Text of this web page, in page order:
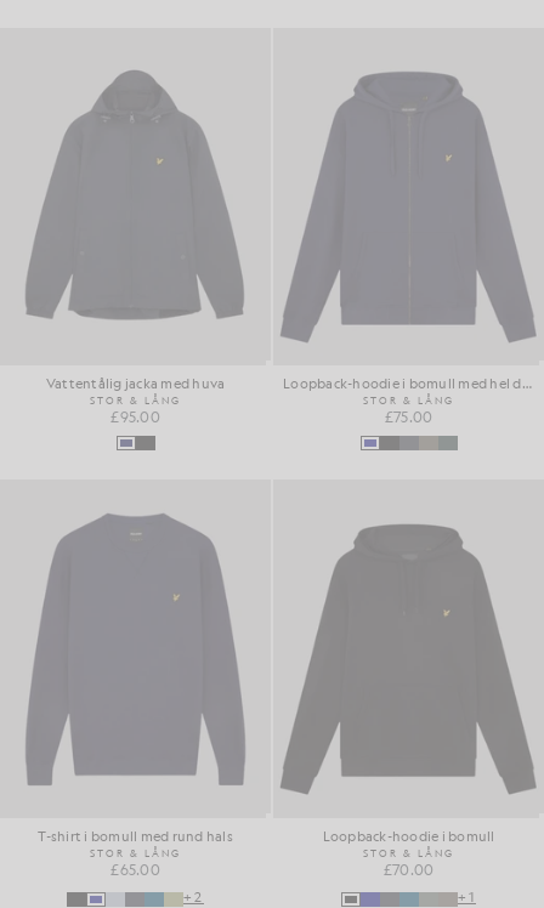
Vattentålig jacka med huva
STOR & LÅNG
£95.00
Loopback-hoodie i bomull med hel dragkedja
STOR & LÅNG
£75.00
T-shirt i bomull med rund hals
STOR & LÅNG
£65.00
+2
Loopback-hoodie i bomull
STOR & LÅNG
£70.00
+1